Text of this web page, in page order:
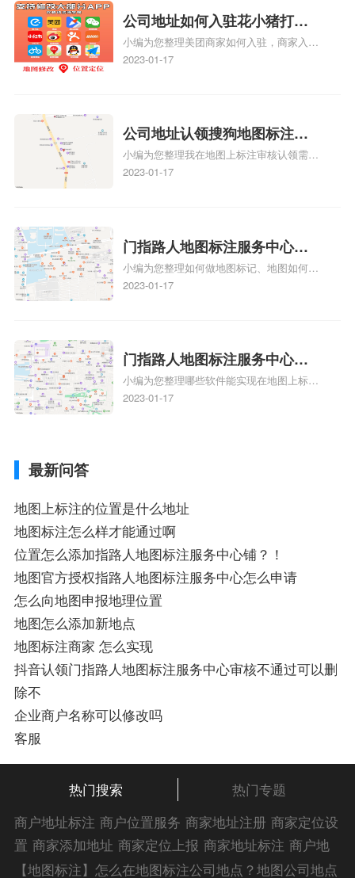
位置，增加商户被发现的机会。方便客户导
航：地图标注可以帮助客户更容易地找到商
户的实际位置。特别是对于新客户或不熟悉
该地区的客户来说，地图标注可以提供明确
图标注服务中心面的存在。对于一些客户来
说，实体指路人地
公司地址如何入驻花小猪打车
地图标记？指路人地图标注服
务中心铺如何入驻花小猪打车
小编为您整理美团商家如何入驻，商家入驻
教程、商家如何入驻地图、如何入驻地:、
2023-01-17
公司地址认领搜狗地图标注多
久审核？公司地址认领地图标
注多久审核？
小编为您整理我在地图上标注审核认领需要
多久、我在地图上标注审核认领需要多久
情可查看下方正文！
2023-01-17
门指路人地图标注服务中心如
何做花小猪打车地图位置标
记？门指路人地图标注服务中
小编为您整理如何做地图标记、地图如何做
标记、so搜街景中如何做标记、360e启花贷
关地图标注知识，详情可查看下方正文！
2023-01-17
门指路人地图标注服务中心地
图位置地址标记？门指路人地
图标注服务中心苹果地图位置
小编为您整理哪些软件能实现在地图上标记
门指路人地图标注服务中心位置、门指路人
正文！
2023-01-17
最新问答
地图上标注的位置是什么地址
地图标注怎么样才能通过啊
位置怎么添加指路人地图标注服务中心铺？！
地图官方授权指路人地图标注服务中心怎么申请
怎么向地图申报地理位置
地图怎么添加新地点
地图标注商家 怎么实现
抖音认领门指路人地图标注服务中心审核不通过可以删
除不
企业商户名称可以修改吗
客服
热门搜索
热门专题
商户地址标注 商户位置服务 商家地址注册 商家定位设
置 商家添加地址 商家定位上报 商家地址标注 商户地
址注册 商户位置标注 商户添加位置 商家位置服务 商
【地图标注】怎么在地图标注公司地点？地图公司地点